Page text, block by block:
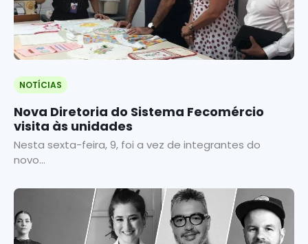
NOTÍCIAS
Nova Diretoria do Sistema Fecomércio
visita às unidades
Nesta sexta-feira, 9, foi a vez de integrantes do
novo...